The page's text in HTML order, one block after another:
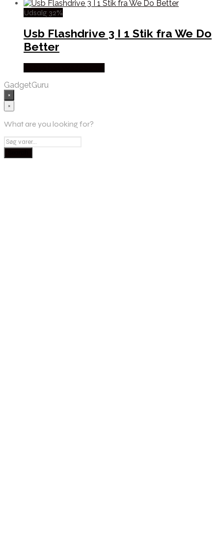
Udsalg 32%
Usb Flashdrive 3 I 1 Stik fra We Do
Better
GadgetGuru
×
×
What are you looking for?